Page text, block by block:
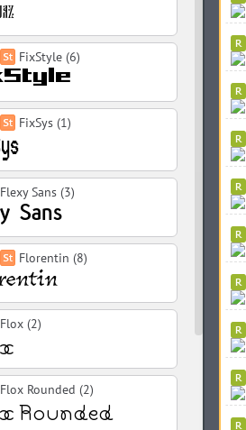
FixStyle (6)
FixSys (1)
Flexy Sans (3)
Florentin (8)
Flox (2)
Flox Rounded (2)